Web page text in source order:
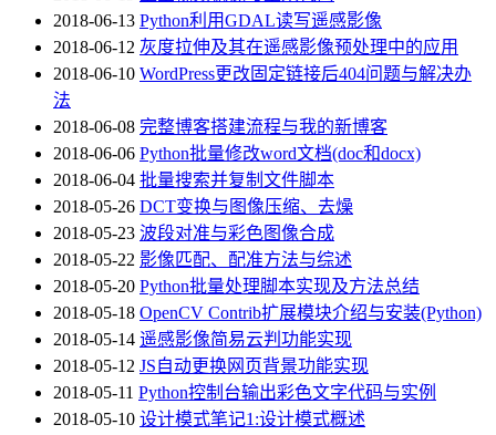
2018-06-13 Python利用GDAL读写遥感影像
2018-06-12 灰度拉伸及其在遥感影像预处理中的应用
2018-06-10 WordPress更改固定链接后404问题与解决办
法
2018-06-08 完整博客搭建流程与我的新博客
2018-06-06 Python批量修改word文档(doc和docx)
2018-06-04 批量搜索并复制文件脚本
2018-05-26 DCT变换与图像压缩、去燥
2018-05-23 波段对准与彩色图像合成
2018-05-22 影像匹配、配准方法与综述
2018-05-20 Python批量处理脚本实现及方法总结
2018-05-18 OpenCV Contrib扩展模块介绍与安装(Python)
2018-05-14 遥感影像简易云判功能实现
2018-05-12 JS自动更换网页背景功能实现
2018-05-11 Python控制台输出彩色文字代码与实例
2018-05-10 设计模式笔记1:设计模式概述